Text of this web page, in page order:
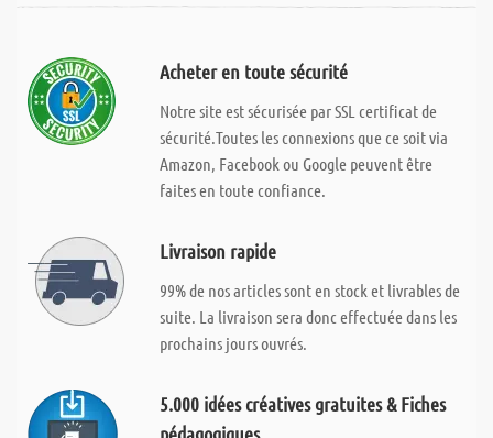
Acheter en toute sécurité
Notre site est sécurisée par SSL certificat de
sécurité.Toutes les connexions que ce soit via
Amazon, Facebook ou Google peuvent être
faites en toute confiance.
Livraison rapide
99% de nos articles sont en stock et livrables de
suite. La livraison sera donc effectuée dans les
prochains jours ouvrés.
5.000 idées créatives gratuites & Fiches